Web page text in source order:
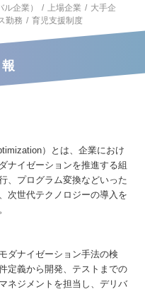
企業） 上場企業
大手企
勤務 育児支援制度
）とは、企業におけ
ナイゼーションを推進する組
、プログラム変換などいった
次世代テクノロジーの導入を
。
ダナイゼーション手法の検
定義から開発、テストまでの
ネジメントを担当し、デリバ